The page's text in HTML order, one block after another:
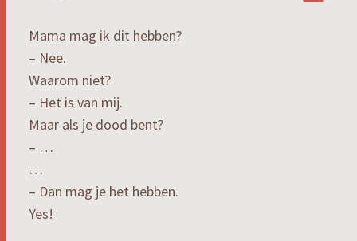
Mama mag ik dit hebben?
– Nee.
Waarom niet?
– Het is van mij.
Maar als je dood bent?
– …
…
– Dan mag je het hebben.
Yes!